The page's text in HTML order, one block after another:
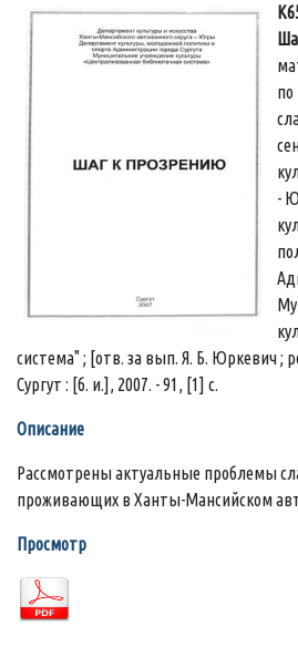
по
-
система" ; [отв. за вып. Я. Б. Юркевич ;
Сургут : [б. и.], 2007. - 91, [1] с.
Описание
Рассмотрены актуальные проблемы
проживающих в Ханты-Мансийском
Просмотр